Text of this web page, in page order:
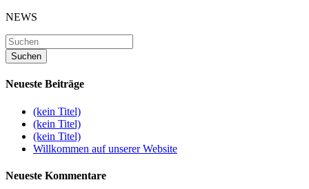
NEWS
Neueste Beiträge
(kein Titel)
(kein Titel)
(kein Titel)
Willkommen auf unserer Website
Neueste Kommentare